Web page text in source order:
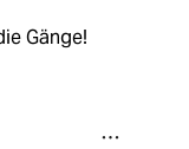
Gänge!